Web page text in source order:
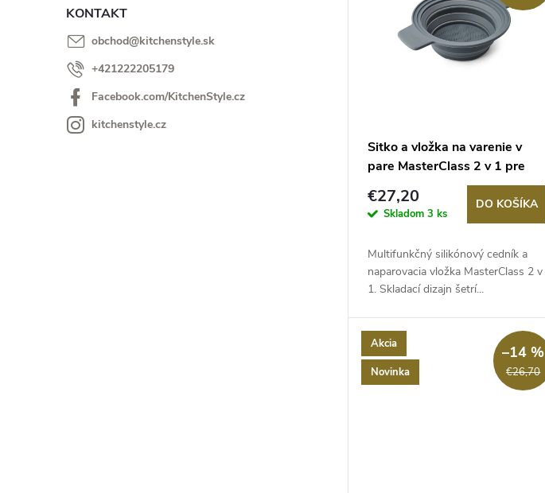
KONTAKT
obchod@kitchenstyle.sk
+421222205179
Facebook.com/KitchenStyle.cz
kitchenstyle.cz
k
u
k
Sitko a vložka na varenie v
pare MasterClass 2 v 1 pre
hrnce s priemerom 28 cm,
Silikónový
€27,20
Skladom 3 ks
DO KOŠÍKA
Multifunkčný silikónový cedník a
naparovacia vložka MasterClass 2 v
1. Skladací dizajn šetrí...
Akcia
Novinka
€26,70
–14 %